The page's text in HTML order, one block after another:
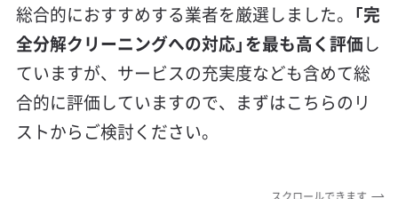
保証付き アフターフォロー
女性スタッフ在籍
エコ洗剤使用
アレルギー対策
ハウスダスト除去
利便性・サービス (12)
総合的におすすめする業者を厳選しました。 「完
全分解クリーニングへの対応」を最も高く評価し
ていますが、サービスの充実度なども含めて総
合的に評価していますので、まずはこちらのリ
ストからご検討ください。